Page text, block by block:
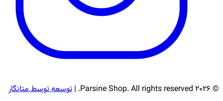
© 2026 Parsine Shop. All rights reserved. | توسعه توسط متانگار